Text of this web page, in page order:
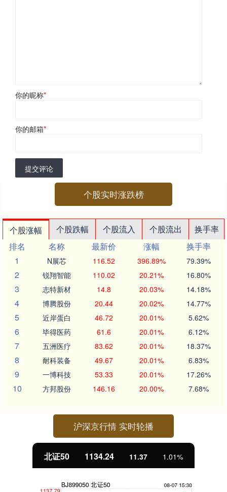
你的昵称*
你的邮箱*
提交评论
个股实时涨跌榜
个股涨幅 个股跌幅 个股流入 个股流出
换手率
排名
名称 最新价 涨幅
换手率
1
N展芯 116.52 396.89% 79.39%
2 锐翔智能 110.02 20.21% 16.80%
3 志特新材 14.8 20.03% 14.18%
4 博腾股份 20.44 20.02% 14.77%
5 近岸蛋白 46.72 20.01% 5.62%
6 毕得医药 61.6 20.01% 6.12%
7 五洲医疗 83.62 20.01% 18.37%
8 耐科装备 49.67 20.01% 6.83%
9 一博科技 53.33 20.01% 17.26%
10 方邦股份 146.16 20.00% 7.68%
沪深京行情 实时轮播
北证50 1134.24 11.37 1.01%